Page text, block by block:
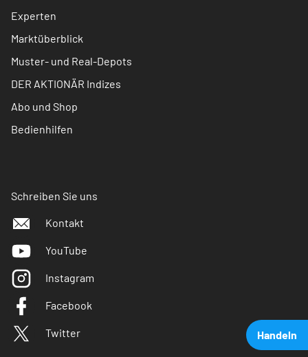
Handeln
Experten
Marktüberblick
Muster- und Real-Depots
DER AKTIONÄR Indizes
Abo und Shop
Bedienhilfen
Schreiben Sie uns
Kontakt
YouTube
Instagram
Facebook
Twitter